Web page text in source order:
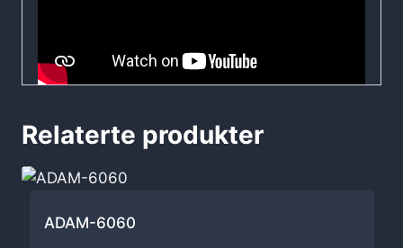
Relaterte produkter
ADAM-6060